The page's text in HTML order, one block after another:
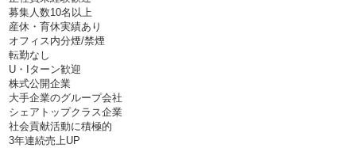
募集人数10名以上
産休・育休実績あり
オフィス内分煙/禁煙
転勤なし
U・Iターン歓迎
株式公開企業
大手企業のグループ会社
シェアトップクラス企業
社会貢献活動に積極的
3年連続売上UP